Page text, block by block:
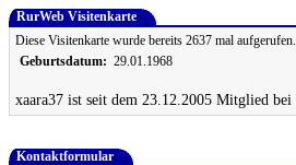
RurWeb Visitenkarte
Diese Visitenkarte wurde bereits 2637 mal aufgerufen.
Geburtsdatum: 29.01.1968
xaara37 ist seit dem 23.12.2005 Mitglied
Kontaktformular